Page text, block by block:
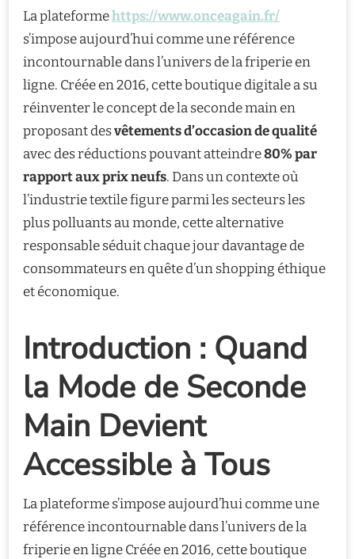
La plateformehttps://www.onceagain.fr/
s’impose aujourd’hui comme une référence
incontournable dans l’univers de la friperie en
ligne. Créée en 2016, cette boutique digitale a su
réinventer le concept de la seconde main en
proposant desvêtements d’occasion de qualité
avec des réductions pouvant atteindre80% par
rapport aux prix neufs. Dans un contexte où
l’industrie textile figure parmi les secteurs les
plus polluants au monde, cette alternative
responsable séduit chaque jour davantage de
consommateurs en quête d’un shopping éthique
et économique.
Introduction : Quand
la Mode de Seconde
Main Devient
Accessible à Tous
La plateforme s’impose aujourd’hui comme une
référence incontournable dans l’univers de la
friperie en ligne Créée en 2016, cette boutique